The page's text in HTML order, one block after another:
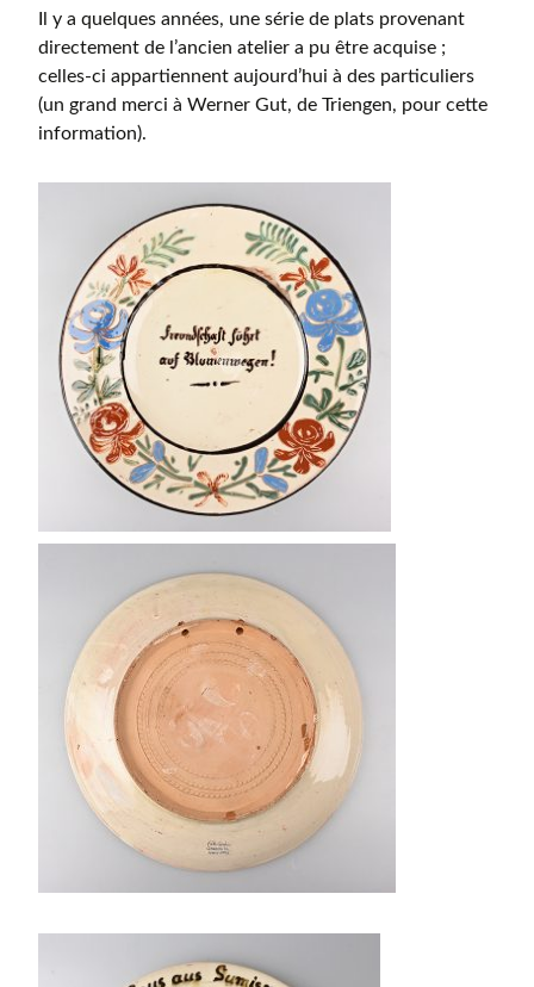
Il y a quelques années, une série de plats provenant
directement de l’ancien atelier a pu être acquise ;
celles-ci appartiennent aujourd’hui à des particuliers
(un grand merci à Werner Gut, de Triengen, pour cette
information).